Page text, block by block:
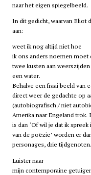
naar het eigen spiegelbeeld.
In dit gedicht, waarvan Eliot
aan:
weet ik nog altijd niet hoe
ik ons anders noemen moet
twee kusten aan weerszijden
een water.
Behalve een fraai beeld van
direct weer de gedachte op
(autobiografisch / niet
Amerika naar Engeland trok.
is dan ‘Of wil je dat ik
van de poëzie’ worden er
personages, drie
Luister naar
mijn contemporaine